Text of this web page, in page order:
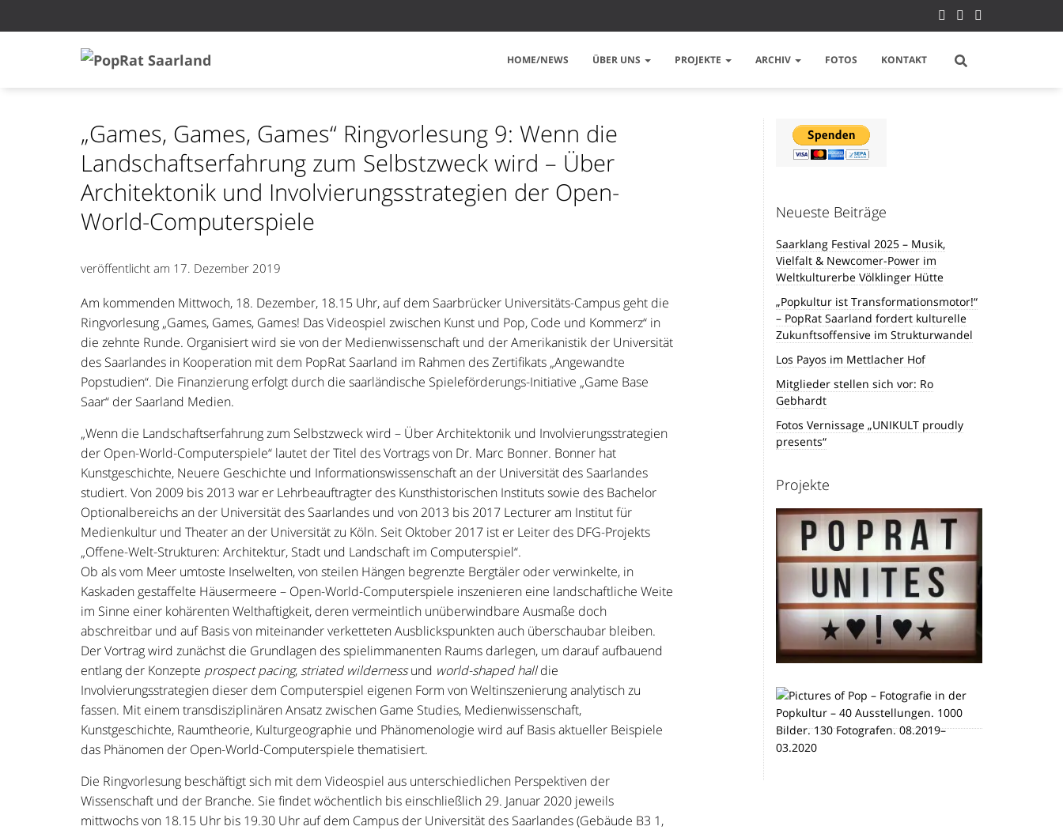
HOME/NEWS ÜBER UNS PROJEKTE ARCHIV FOTOS KONTAKT
„Games, Games, Games“ Ringvorlesung 9: Wenn die
Landschaftserfahrung zum Selbstzweck wird – Über
Architektonik und Involvierungsstrategien der Open-
World-Computerspiele
veröffentlicht am 17. Dezember 2019
Am kommenden Mittwoch, 18. Dezember, 18.15 Uhr, auf dem Saarbrücker Universitäts-Campus geht die
Ringvorlesung „Games, Games, Games! Das Videospiel zwischen Kunst und Pop, Code und Kommerz“ in
die zehnte Runde. Organisiert wird sie von der Medienwissenschaft und der Amerikanistik der Universität
des Saarlandes in Kooperation mit dem PopRat Saarland im Rahmen des Zertifikats „Angewandte
Popstudien“. Die Finanzierung erfolgt durch die saarländische Spieleförderungs-Initiative „Game Base
Saar“ der Saarland Medien.
„Wenn die Landschaftserfahrung zum Selbstzweck wird – Über Architektonik und Involvierungsstrategien
der Open-World-Computerspiele“ lautet der Titel des Vortrags von Dr. Marc Bonner. Bonner hat
Kunstgeschichte, Neuere Geschichte und Informationswissenschaft an der Universität des Saarlandes
studiert. Von 2009 bis 2013 war er Lehrbeauftragter des Kunsthistorischen Instituts sowie des Bachelor
Optionalbereichs an der Universität des Saarlandes und von 2013 bis 2017 Lecturer am Institut für
Medienkultur und Theater an der Universität zu Köln. Seit Oktober 2017 ist er Leiter des DFG-Projekts
„Offene-Welt-Strukturen: Architektur, Stadt und Landschaft im Computerspiel“.
Ob als vom Meer umtoste Inselwelten, von steilen Hängen begrenzte Bergtäler oder verwinkelte, in
Kaskaden gestaffelte Häusermeere – Open-World-Computerspiele inszenieren eine landschaftliche Weite
im Sinne einer kohärenten Welthaftigkeit, deren vermeintlich unüberwindbare Ausmaße doch
abschreitbar und auf Basis von miteinander verketteten Ausblickspunkten auch überschaubar bleiben.
Der Vortrag wird zunächst die Grundlagen des spielimmanenten Raums darlegen, um darauf aufbauend
entlang der Konzepte prospect pacing,striated wildernessund world-shaped halldie
Involvierungsstrategien dieser dem Computerspiel eigenen Form von Weltinszenierung analytisch zu
fassen. Mit einem transdisziplinären Ansatz zwischen Game Studies, Medienwissenschaft,
Kunstgeschichte, Raumtheorie, Kulturgeographie und Phänomenologie wird auf Basis aktueller Beispiele
das Phänomen der Open-World-Computerspiele thematisiert.
Die Ringvorlesung beschäftigt sich mit dem Videospiel aus unterschiedlichen Perspektiven der
Wissenschaft und der Branche. Sie findet wöchentlich bis einschließlich 29. Januar 2020 jeweils
mittwochs von 18.15 Uhr bis 19.30 Uhr auf dem Campus der Universität des Saarlandes (Gebäude B3 1,
Neueste Beiträge
Saarklang Festival 2025 – Musik,
Vielfalt & Newcomer-Power im
Weltkulturerbe Völklinger Hütte
„Popkultur ist Transformationsmotor!“
– PopRat Saarland fordert kulturelle
Zukunftsoffensive im Strukturwandel
Los Payos im Mettlacher Hof
Mitglieder stellen sich vor: Ro
Gebhardt
Fotos Vernissage „UNIKULT proudly
presents“
Projekte